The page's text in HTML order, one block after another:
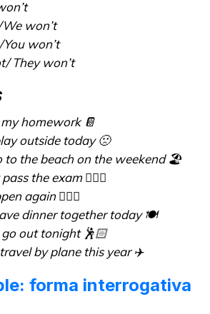
won’t
won’t
They won’t
homework 📔
outside today🙁
to the beach on the weekend🏖️
the exam🤦🏻‍♀️
again🙅🏻‍♀️
dinner together today🍽️
go out tonight 🕺🏻
by plane this year✈️
forma interrogativa